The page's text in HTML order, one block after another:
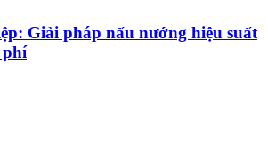
Giải pháp nấu nướng hiệu suất
phí